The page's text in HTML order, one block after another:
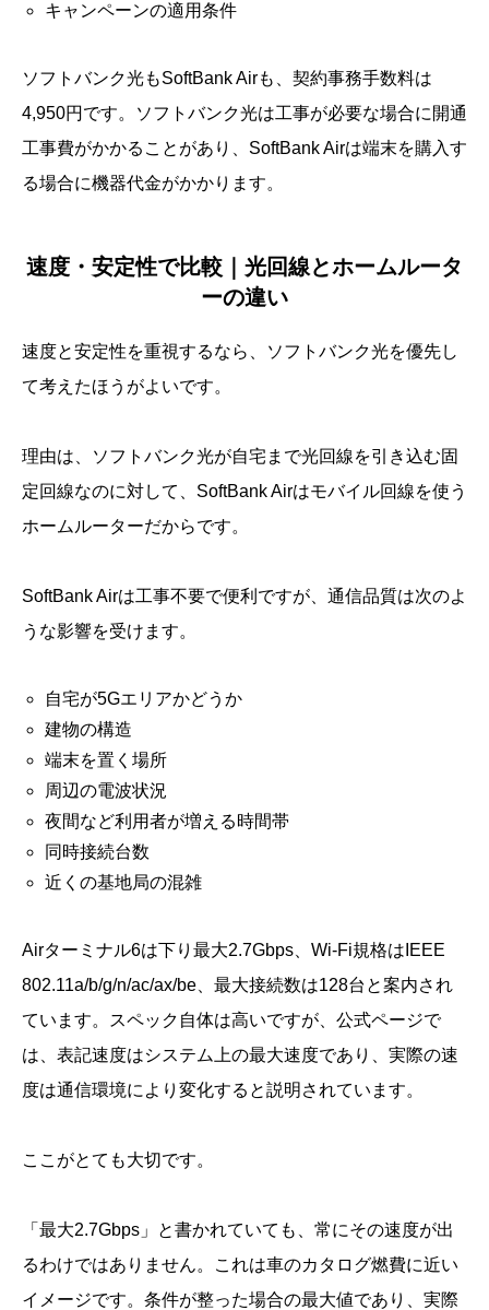
キャンペーンの適用条件
ソフトバンク光もSoftBank Airも、契約事務手数料は
4,950円です。ソフトバンク光は工事が必要な場合に開通
工事費がかかることがあり、SoftBank Airは端末を購入す
る場合に機器代金がかかります。
速度・安定性で比較｜光回線とホームルータ
ーの違い
速度と安定性を重視するなら、ソフトバンク光を優先し
て考えたほうがよいです。
理由は、ソフトバンク光が自宅まで光回線を引き込む固
定回線なのに対して、SoftBank Airはモバイル回線を使う
ホームルーターだからです。
SoftBank Airは工事不要で便利ですが、通信品質は次のよ
うな影響を受けます。
自宅が5Gエリアかどうか
建物の構造
端末を置く場所
周辺の電波状況
夜間など利用者が増える時間帯
同時接続台数
近くの基地局の混雑
Airターミナル6は下り最大2.7Gbps、Wi-Fi規格はIEEE
802.11a/b/g/n/ac/ax/be、最大接続数は128台と案内され
ています。スペック自体は高いですが、公式ページで
は、表記速度はシステム上の最大速度であり、実際の速
度は通信環境により変化すると説明されています。
ここがとても大切です。
「最大2.7Gbps」と書かれていても、常にその速度が出
るわけではありません。これは車のカタログ燃費に近い
イメージです。条件が整った場合の最大値であり、実際